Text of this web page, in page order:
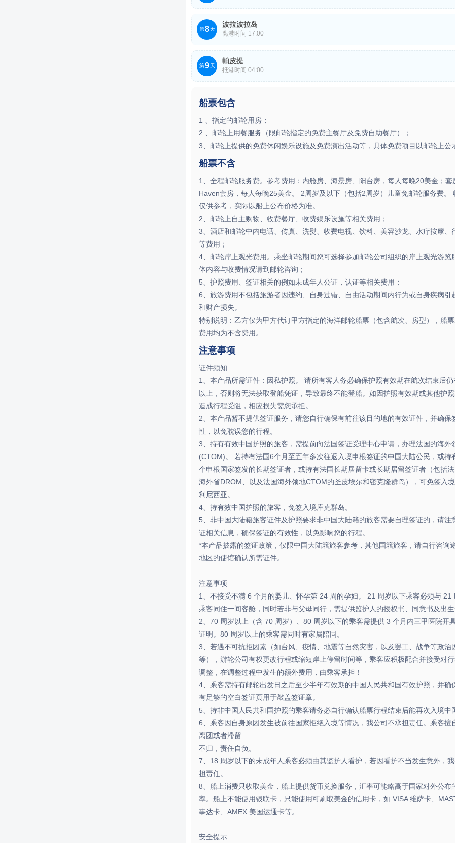
波拉波拉岛位于南太平洋中心、面积不到 12 平方米的热带隐居地多年来一直位居
清单之首。长期以来，波拉波拉岛被认为是度蜜月者的天堂——浪漫壮观的日落是
一大特色——这里不仅仅是与爱人一起漫步的地方。如果世界上最美丽的泻湖的棱
蓝色色调不能让您心满意足，那么水下摩托和水上探险也许可以让您精神焕发。
第8天
波拉波拉岛
离港时间 17:00
波拉波拉岛位于南太平洋中心、面积不到 12 平方米的热带隐居地多年来一直位居
清单之首。长期以来，波拉波拉岛被认为是度蜜月者的天堂——浪漫壮观的日落是
一大特色——这里不仅仅是与爱人一起漫步的地方。如果世界上最美丽的泻湖的棱
第9天
帕皮提
抵港时间 04:00
的心灵。这座充满活力的城市是法属波利尼西亚的首都，也是探索塔希提岛的绝佳
——塔希提岛拥有令人惊叹的风景和海洋景观。美丽的泻湖清澈见底，非常适合浮
人的黑色沙滩和喷水孔是岛上火山遗产的象征，郁郁葱葱的绿色山脉吸引着您前往
险。
船票包含
1 、指定的邮轮用房；
2 、邮轮上用餐服务（限邮轮指定的免费主餐厅及免费自助餐厅）；
3、邮轮上提供的免费休闲娱乐设施及免费演出活动等，具体免费项目以邮轮上公
船票不含
1、全程邮轮服务费。参考费用：内舱房、海景房、阳台房，每人每晚20美金；套
Haven套房，每人每晚25美金。 2周岁及以下（包括2周岁）儿童免邮轮服务费。
仅供参考，实际以船上公布价格为准。
2、邮轮上自主购物、收费餐厅、收费娱乐设施等相关费用；
3、酒店和邮轮中内电话、传真、洗熨、收费电视、饮料、美容沙龙、水疗按摩、
等费用；
4、邮轮岸上观光费用。乘坐邮轮期间您可选择参加邮轮公司组织的岸上观光游览
体内容与收费情况请到邮轮咨询；
5、护照费用、签证相关的例如未成年人公证，认证等相关费用；
6、旅游费用不包括旅游者因违约、自身过错、自由活动期间内行为或自身疾病引
和财产损失。
特别说明：乙方仅为甲方代订甲方指定的海洋邮轮船票（包含航次、房型），船
费用均为不含费用。
注意事项
证件须知
1、本产品所需证件：因私护照。 请所有客人务必确保护照有效期在航次结束后仍
以上，否则将无法获取登船凭证，导致最终不能登船。如因护照有效期或其他护
造成行程受阻，相应损失需您承担。
2、本产品暂不提供签证服务，请您自行确保有前往该目的地的有效证件，并确保
性，以免耽误您的行程。
3、持有有效中国护照的旅客，需提前向法国签证受理中心申请，办理法国的海外
(CTOM)。 若持有法国6个月至五年多次往返入境申根签证的中国大陆公民，或持
个申根国家签发的长期签证者，或持有法国长期居留卡或长期居留签证者（包括法
海外省DROM、以及法国海外领地CTOM的圣皮埃尔和密克隆群岛），可免签入
利尼西亚。
4、持有效中国护照的旅客，免签入境库克群岛。
5、非中国大陆籍旅客证件及护照要求非中国大陆籍的旅客需要自理签证的，请注
证相关信息，确保签证的有效性，以免影响您的行程。
*本产品披露的签证政策，仅限中国大陆籍旅客参考，其他国籍旅客，请自行咨询
地区的使馆确认所需证件。
注意事项
1、不接受不满 6 个月的婴儿、怀孕第 24 周的孕妇。 21 周岁以下乘客必须与 21
乘客同住一间客舱，同时若非与父母同行，需提供监护人的授权书、同意书及出生
2、70 周岁以上（含 70 周岁）、80 周岁以下的乘客需提供 3 个月内三甲医院开
证明。80 周岁以上的乘客需同时有家属陪同。
3、若遇不可抗拒因素（如台风、疫情、地震等自然灾害，以及罢工、战争等政治
等），游轮公司有权更改行程或缩短岸上停留时间等，乘客应积极配合并接受对
调整，在调整过程中发生的额外费用，由乘客承担！
4、乘客需持有邮轮出发日之后至少半年有效期的中国人民共和国有效护照，并确
有足够的空白签证页用于敲盖签证章。
5、持非中国人民共和国护照的乘客请务必自行确认船票行程结束后能再次入境中
6、乘客因自身原因发生被前往国家拒绝入境等情况，我公司不承担责任。乘客擅
离团或者滞留
不归，责任自负。
7、18 周岁以下的未成年人乘客必须由其监护人看护，若因看护不当发生意外，
担责任。
8、船上消费只收取美金，船上提供货币兑换服务，汇率可能略高于国家对外公布
率。船上不能使用银联卡，只能使用可刷取美金的信用卡，如 VISA 维萨卡、
事达卡、AMEX 美国运通卡等。
安全提示